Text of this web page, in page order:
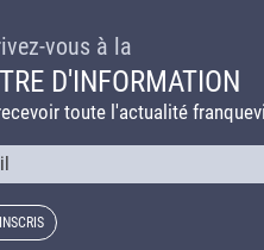
vous à la
D'INFORMATION
toute l'actualité